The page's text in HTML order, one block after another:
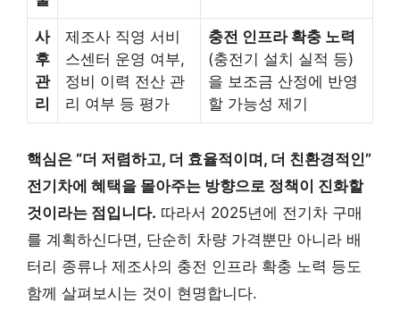
사
후
관
리
제조사 직영 서비
스센터 운영 여부,
정비 이력 전산 관
리 여부 등 평가
충전 인프라 확충 노력
(충전기 설치 실적 등)
을 보조금 산정에 반영
할 가능성 제기
핵심은 “더 저렴하고, 더 효율적이며, 더 친환경적인”
전기차에 혜택을 몰아주는 방향으로 정책이 진화할
것이라는 점입니다. 따라서 2025년에 전기차 구매
를 계획하신다면, 단순히 차량 가격뿐만 아니라 배
터리 종류나 제조사의 충전 인프라 확충 노력 등도
함께 살펴보시는 것이 현명합니다.